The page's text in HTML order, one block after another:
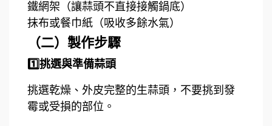
鐵網架（讓蒜頭不直接接觸鍋底）
抹布或餐巾紙（吸收多餘水氣）
（二）製作步驟
1️⃣挑選與準備蒜頭
挑選乾燥、外皮完整的生蒜頭，不要挑到發
霉或受損的部位。